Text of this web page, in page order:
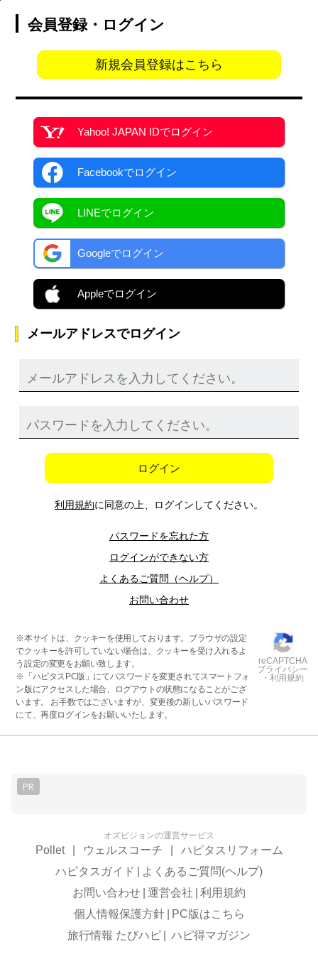
会員登録・ログイン
新規会員登録はこちら
Yahoo! JAPAN IDでログイン
Facebookでログイン
LINEでログイン
Googleでログイン
Appleでログイン
メールアドレスでログイン
ログイン
利用規約に同意の上、ログインしてください。
パスワードを忘れた方
ログインができない方
よくあるご質問（ヘルプ）
お問い合わせ
※本サイトは、クッキーを使用しております。ブラウザの設定
でクッキーを許可していない場合は、クッキーを受け入れるよ
う設定の変更をお願い致します。
※「ハピタスPC版」にてパスワードを変更されてスマートフォ
ン版にアクセスした場合、ログアウトの状態になることがござ
います。 お手数ではございますが、変更後の新しいパスワード
にて、再度ログインをお願いいたします。
reCAPTCHA
プライバシー
・利用規約
PR
オズビジョンの運営サービス
Pollet ウェルスコーチ
ハピタスリフォーム
ハピタスガイド
よくあるご質問(ヘルプ)
お問い合わせ 運営会社
利用規約
個人情報保護方針
PC版はこちら
旅行情報 たびハピ
ハピ得マガジン